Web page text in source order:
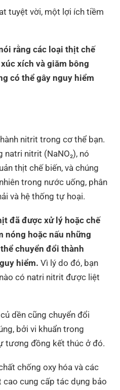
tuyệt vời, một lợi ích tiềm
rằng các loại thịt chế
xích và giăm bông
có thể gây nguy hiểm
nitrit trong cơ thể bạn.
nitrit (NaNO₂), nó
thịt chế biến, và chúng
trong nước uống, phân
và hệ thống tự hoại.
đã được xử lý hoặc chế
nóng hoặc nấu những
chuyển đổi thành
hiểm. Vì lý do đó, bạn
có natri nitrit được liệt
dền cũng chuyển đổi
bởi vi khuẩn trong
tương đồng kết thúc ở đó.
chống oxy hóa và các
cung cấp tác dụng bảo